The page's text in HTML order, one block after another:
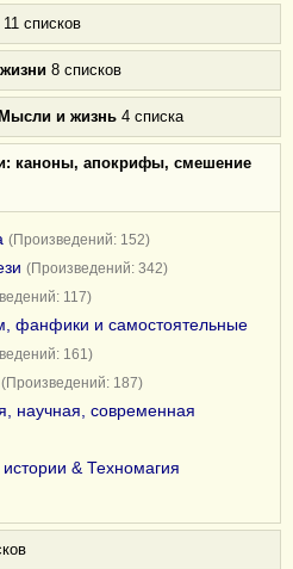
11 списков
8 списков
и жизнь 4 списка
каноны, апокрифы, смешение
(Произведений: 152)
(Произведений: 342)
117)
фанфики и самостоятельные
161)
(Произведений: 187)
научная, современная
& Техномагия